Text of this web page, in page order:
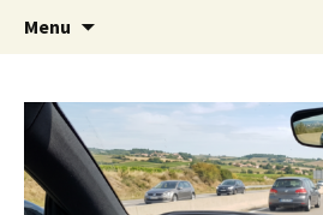
Menu